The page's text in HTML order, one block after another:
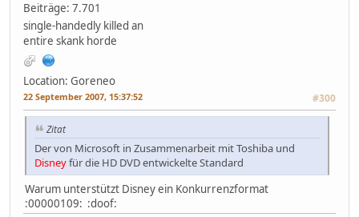
Beiträge: 7.701
single-handedly killed an
entire skank horde
Location: Goreneo
22 September 2007, 15:37:52 #300
Zitat
Der von Microsoft in Zusammenarbeit mit Toshiba und
Disneyfür die HD DVD entwickelte Standard
Warum unterstützt Disney ein Konkurrenzformat
:00000109: :doof: